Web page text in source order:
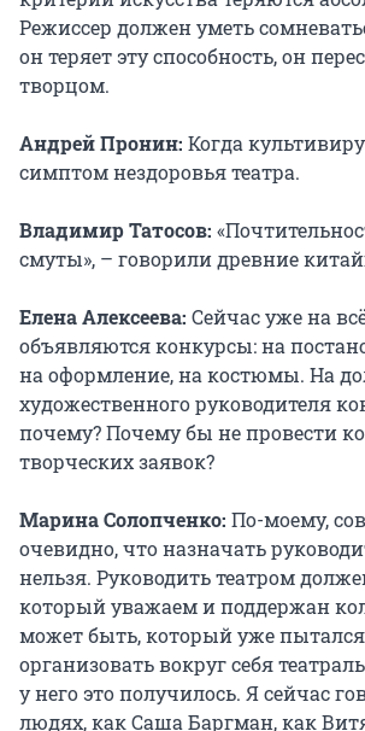
Режиссер должен уметь
он теряет эту способность, он
творцом.
Андрей Пронин: Когда
симптом нездоровья театра.
Владимир Татосов:
смуты», – говорили древние
Елена Алексеева: Сейчас уже на
объявляются конкурсы: на
на оформление, на костюмы. На
художественного руководителя
почему? Почему бы не провести
творческих заявок?
Марина Солопченко: По-моему,
очевидно, что назначать
нельзя. Руководить театром
который уважаем и поддержан
может быть, который уже пытался
организовать вокруг себя
у него это получилось. Я сейчас
людях, как Саша Баргман, как